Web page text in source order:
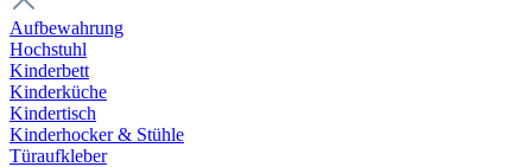
Aufbewahrung
Hochstuhl
Kinderbett
Kinderküche
Kindertisch
Kinderhocker & Stühle
Türaufkleber